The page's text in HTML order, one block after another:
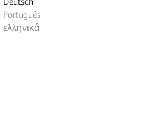
Português
ελληνικά